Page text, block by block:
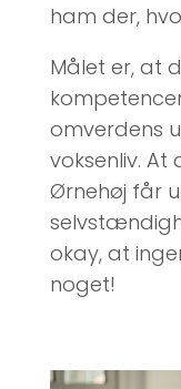
ham der,
Målet er, at
omverdens
voksenliv.
Ørnehøj får
okay, at
noget!